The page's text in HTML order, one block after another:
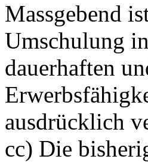
Massgebend
Umschulung
dauerhaften
ausdrücklich
cc) Die